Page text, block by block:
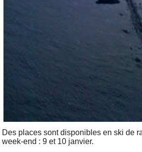
Des places sont disponibles en ski de
week-end : 9 et 10 janvier.